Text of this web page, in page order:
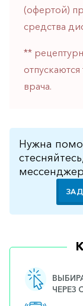
(офертой)
средства
**
врача.
Нужна
ЧЕРЕЗ